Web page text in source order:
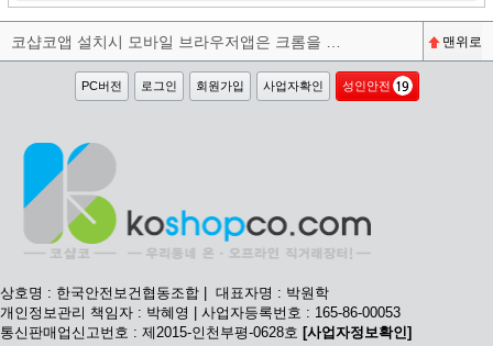
맨위로
PC버전 로그인 회원가입 사업자확인 성인안전
상호명 : 한국안전보건협동조합 | 대표자명 : 박원학
개인정보관리 책임자 : 박혜영 | 사업자등록번호 : 165-86-00053
통신판매업신고번호 : 제2015-인천부평-0628호 [사업자정보확인]